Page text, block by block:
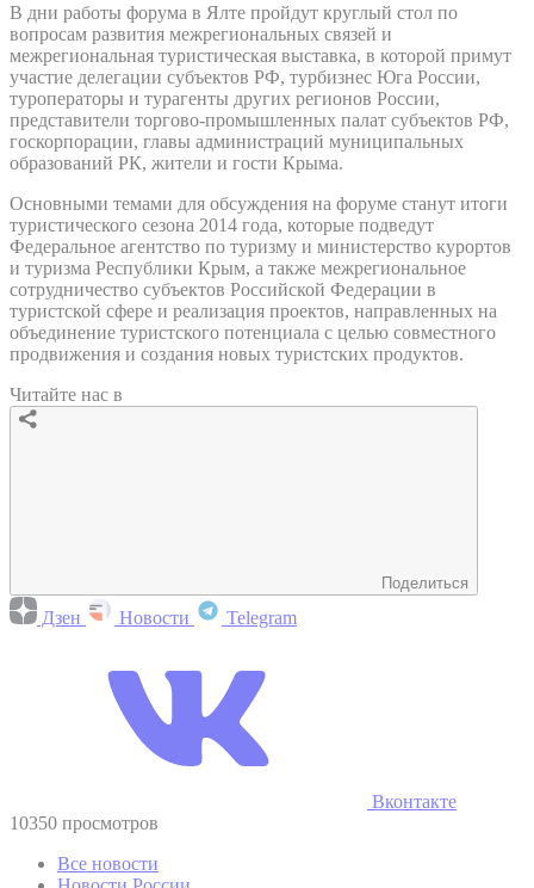
В дни работы форума в Ялте пройдут круглый стол по
вопросам развития межрегиональных связей и
межрегиональная туристическая выставка, в которой примут
участие делегации субъектов РФ, турбизнес Юга России,
туроператоры и турагенты других регионов России,
представители торгово-промышленных палат субъектов РФ,
госкорпорации, главы администраций муниципальных
образований РК, жители и гости Крыма.
Основными темами для обсуждения на форуме станут итоги
туристического сезона 2014 года, которые подведут
Федеральное агентство по туризму и министерство курортов
и туризма Республики Крым, а также межрегиональное
сотрудничество субъектов Российской Федерации в
туристской сфере и реализация проектов, направленных на
объединение туристского потенциала с целью совместного
продвижения и создания новых туристских продуктов.
Читайте нас в
Поделиться
Дзен Новости Telegram
Вконтакте
10350 просмотров
Все новости